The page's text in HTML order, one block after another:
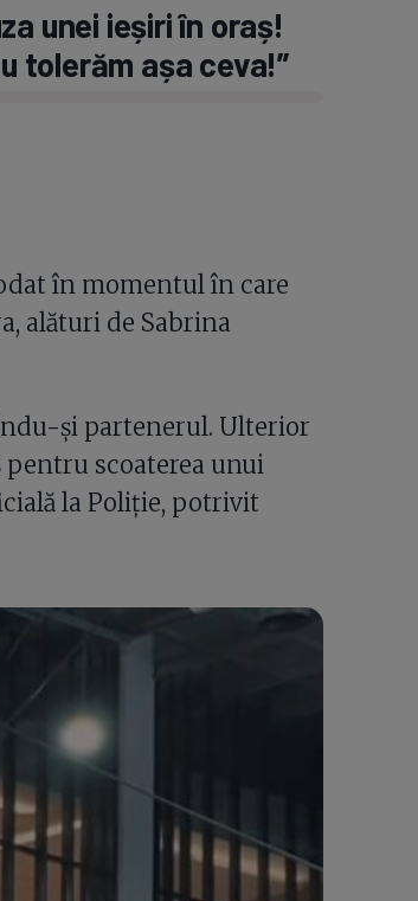
unei ieșiri în oraș!
tolerăm așa ceva!”
în momentul în care
alături de Sabrina
și partenerul. Ulterior
scoaterea unui
la Poliție, potrivit